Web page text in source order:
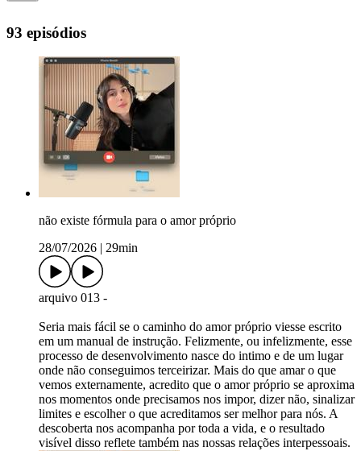
93 episódios
não existe fórmula para o amor próprio
28/07/2026
29min
arquivo 013 -
Seria mais fácil se o caminho do amor próprio viesse escrito
em um manual de instrução. Felizmente, ou infelizmente, esse
processo de desenvolvimento nasce do intimo e de um lugar
onde não conseguimos terceirizar. Mais do que amar o que
vemos externamente, acredito que o amor próprio se aproxima
nos momentos onde precisamos nos impor, dizer não, sinalizar
limites e escolher o que acreditamos ser melhor para nós. A
descoberta nos acompanha por toda a vida, e o resultado
visível disso reflete também nas nossas relações interpessoais.